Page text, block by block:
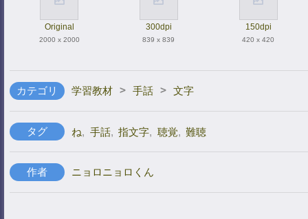
Original
2000 x 2000
300dpi
839 x 839
150dpi
420 x 420
カテゴリ 学習教材 > 手話 > 文字
タグ ね, 手話, 指文字, 聴覚, 難聴
作者 ニョロニョロくん